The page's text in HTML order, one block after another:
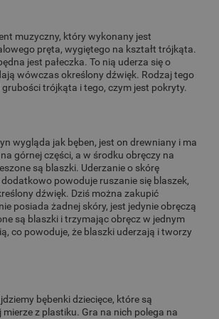
muzyczny, który wykonany jest
pręta, wygiętego na kształt trójkąta.
jest pałeczka. To nią uderza się o
wówczas określony dźwięk. Rodzaj tego
trójkąta i tego, czym jest pokryty.
wygląda jak bęben, jest on drewniany i ma
górnej części, a w środku obręczy na
są blaszki. Uderzanie o skórę
powoduje ruszanie się blaszek,
dźwięk. Dziś można zakupić
posiada żadnej skóry, jest jedynie obręczą
są blaszki i trzymając obręcz w jednym
co powoduje, że blaszki uderzają i tworzy
bębenki dziecięce, które są
z plastiku. Gra na nich polega na